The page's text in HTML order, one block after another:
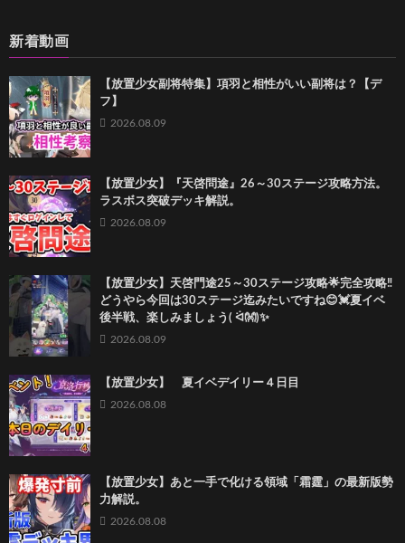
新着動画
【放置少女副将特集】項羽と相性がいい副将は？【デ
フ】
2026.08.09
【放置少女】『天啓問途』26～30ステージ攻略方法。
ラスボス突破デッキ解説。
2026.08.09
【放置少女】天啓門途25～30ステージ攻略‎🌟完全攻略‼️
どうやら今回は30ステージ迄みたいですね😊💓夏イベ
後半戦、楽しみましょう( ᐛ👐)✨
2026.08.09
【放置少女】 夏イベデイリー４日目
2026.08.08
【放置少女】あと一手で化ける領域「霜霆」の最新版勢
力解説。
2026.08.08